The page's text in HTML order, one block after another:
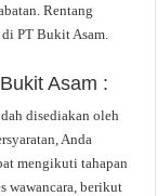
Rentang
PT Bukit Asam.
Asam :
disediakan oleh
Anda
mengikuti tahapan
wawancara, berikut